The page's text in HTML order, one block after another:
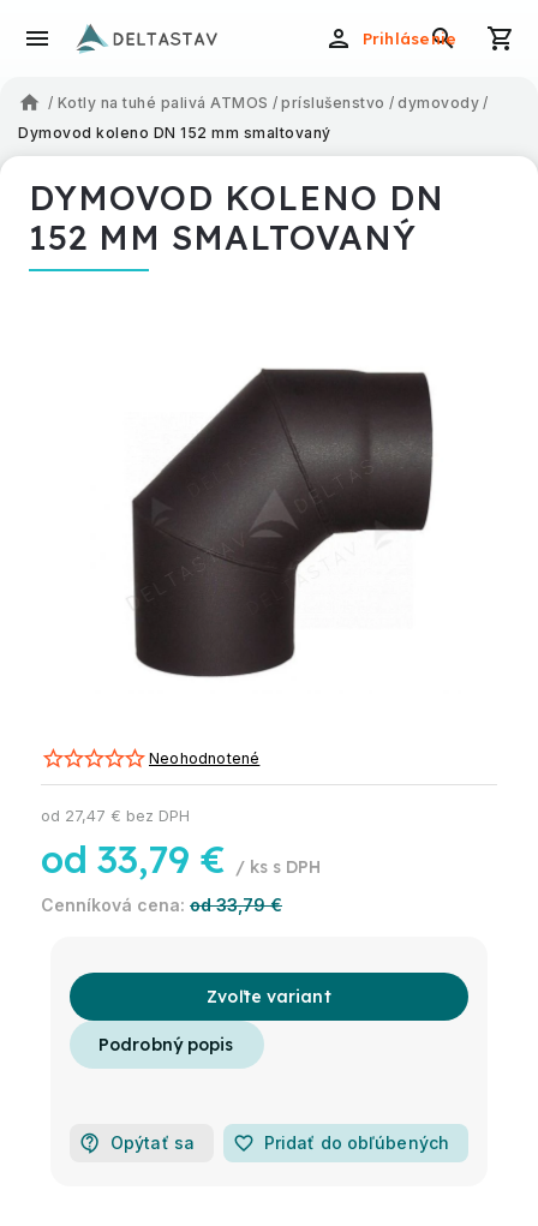
Prihlásenie
/ Kotly na tuhé palivá ATMOS / príslušenstvo / dymovody /
Dymovod koleno DN 152 mm smaltovaný
DYMOVOD KOLENO DN
152 MM SMALTOVANÝ
Neohodnotené
od 33,79 €
od 33,79 € / ks
od 27,47 € bez DPH
Zvoľte variant
Opýtať sa favorite_border Pridať do obľúbených